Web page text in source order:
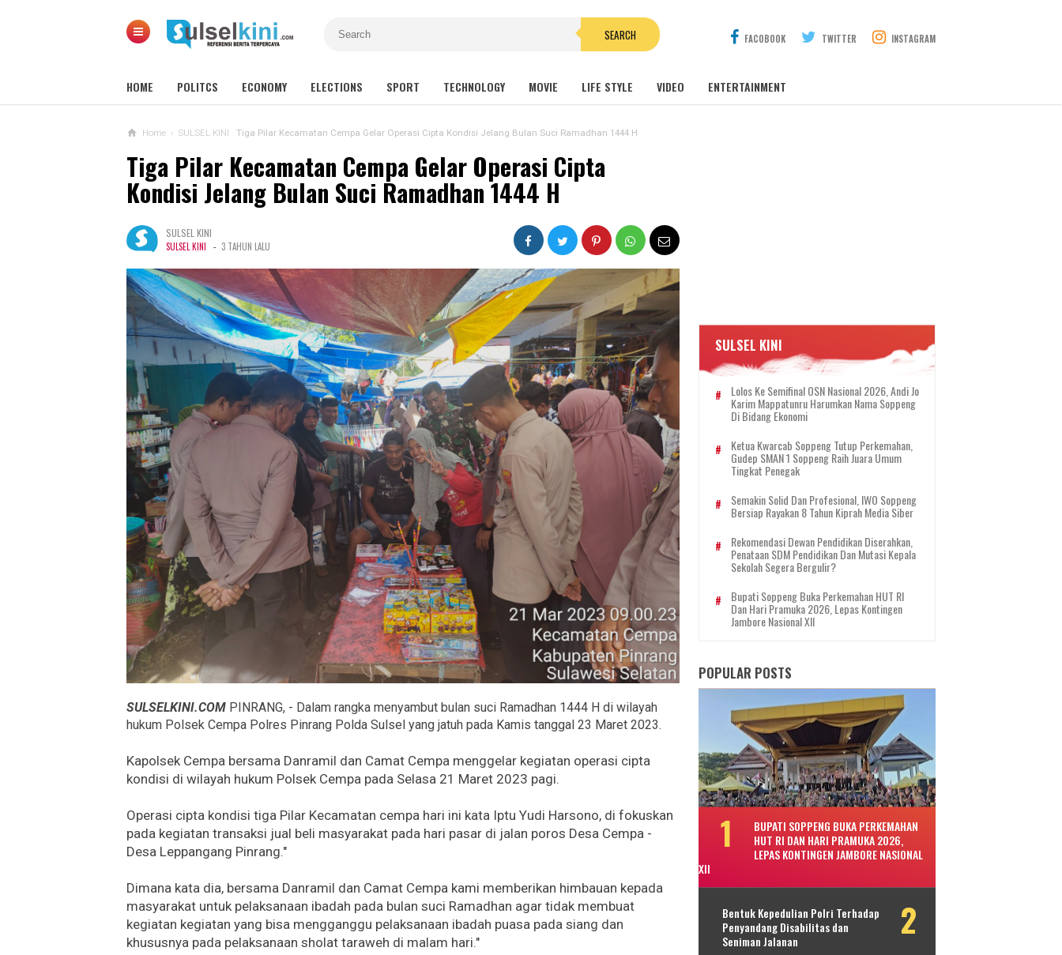
SEARCH FACOBOOK TWITTER INSTAGRAM
HOME POLITCS ECONOMY ELECTIONS SPORT TECHNOLOGY MOVIE LIFE STYLE VIDEO ENTERTAINMENT
Home › SULSEL KINI Tiga Pilar Kecamatan Cempa Gelar Operasi Cipta Kondisi Jelang Bulan Suci Ramadhan 1444 H
Tiga Pilar Kecamatan Cempa Gelar Operasi Cipta
Kondisi Jelang Bulan Suci Ramadhan 1444 H
SULSEL KINI
SULSEL KINI - 3 TAHUN LALU
SULSELKINI.COM PINRANG, - Dalam rangka menyambut bulan suci Ramadhan 1444 H di wilayah
hukum Polsek Cempa Polres Pinrang Polda Sulsel yang jatuh pada Kamis tanggal 23 Maret 2023.
Kapolsek Cempa bersama Danramil dan Camat Cempa menggelar kegiatan operasi cipta
kondisi di wilayah hukum Polsek Cempa pada Selasa 21 Maret 2023 pagi.
Operasi cipta kondisi tiga Pilar Kecamatan cempa hari ini kata Iptu Yudi Harsono, di fokuskan
pada kegiatan transaksi jual beli masyarakat pada hari pasar di jalan poros Desa Cempa -
Desa Leppangang Pinrang."
Dimana kata dia, bersama Danramil dan Camat Cempa kami memberikan himbauan kepada
masyarakat untuk pelaksanaan ibadah pada bulan suci Ramadhan agar tidak membuat
kegiatan kegiatan yang bisa mengganggu pelaksanaan ibadah puasa pada siang dan
khususnya pada pelaksanaan sholat taraweh di malam hari."
SULSEL KINI
Lolos Ke Semifinal OSN Nasional 2026, Andi Jo
Karim Mappatunru Harumkan Nama Soppeng
Di Bidang Ekonomi
Ketua Kwarcab Soppeng Tutup Perkemahan,
Gudep SMAN 1 Soppeng Raih Juara Umum
Tingkat Penegak
Semakin Solid Dan Profesional, IWO Soppeng
Bersiap Rayakan 8 Tahun Kiprah Media Siber
Rekomendasi Dewan Pendidikan Diserahkan,
Penataan SDM Pendidikan Dan Mutasi Kepala
Sekolah Segera Bergulir?
Bupati Soppeng Buka Perkemahan HUT RI
Dan Hari Pramuka 2026, Lepas Kontingen
Jambore Nasional XII
POPULAR POSTS
BUPATI SOPPENG BUKA PERKEMAHAN
HUT RI DAN HARI PRAMUKA 2026,
LEPAS KONTINGEN JAMBORE NASIONAL
XII
Bentuk Kepedulian Polri Terhadap
Penyandang Disabilitas dan
Seniman Jalanan